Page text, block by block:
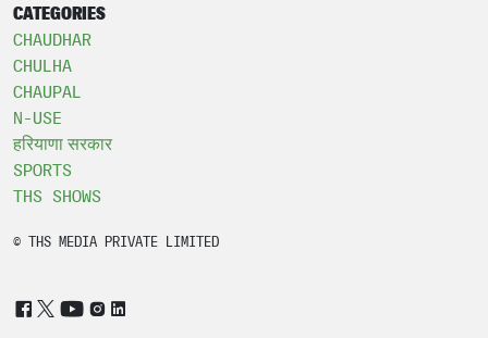
CATEGORIES
CHAUDHAR
CHULHA
CHAUPAL
N-USE
हरियाणा सरकार
SPORTS
THS SHOWS
© THS MEDIA PRIVATE LIMITED